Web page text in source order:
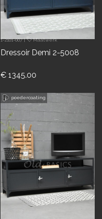
1-2101-007| Maatwerk
Dressoir Demi 2-5008
€ 1345.00
poedercoating